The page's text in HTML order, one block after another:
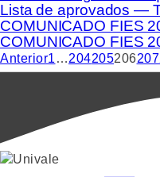
Lista de aprovados —
COMUNICADO FIES
COMUNICADO FIES
Anterior1 …204205206207